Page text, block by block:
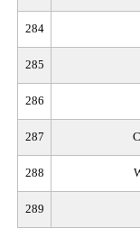
284
285
286
287
288
289